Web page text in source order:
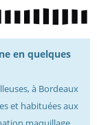
en quelques
à Bordeaux
et habituées aux